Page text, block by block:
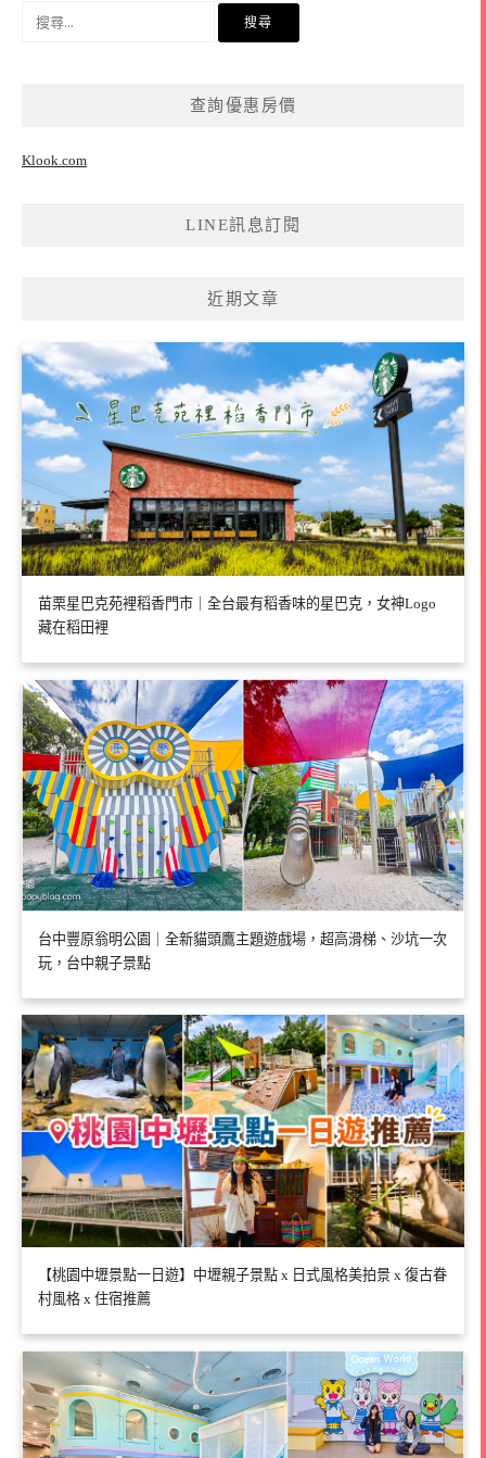
查詢優惠房價
Klook.com
LINE訊息訂閱
近期文章
苗栗星巴克苑裡稻香門市｜全台最有稻香味的星巴克，女神Logo
藏在稻田裡
台中豐原翁明公園｜全新貓頭鷹主題遊戲場，超高滑梯、沙坑一次
玩，台中親子景點
【桃園中壢景點一日遊】中壢親子景點 x 日式風格美拍景 x 復古眷
村風格 x 住宿推薦